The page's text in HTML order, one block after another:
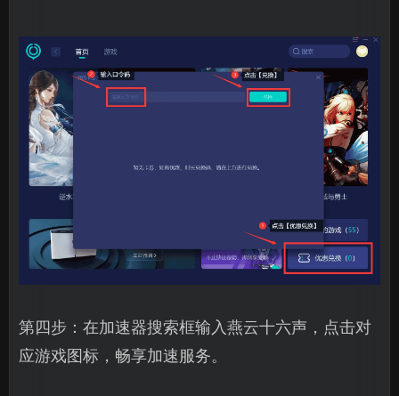
第四步：在加速器搜索框输入燕云十六声，点击对
应游戏图标，畅享加速服务。